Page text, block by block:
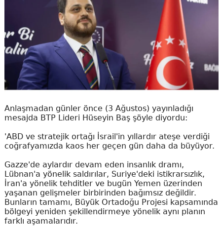
Anlaşmadan günler önce (3 Ağustos) yayınladığı
mesajda BTP Lideri Hüseyin Baş şöyle diyordu:
'ABD ve stratejik ortağı İsrail'in yıllardır ateşe verdiği
coğrafyamızda kaos her geçen gün daha da büyüyor.
Gazze'de aylardır devam eden insanlık dramı,
Lübnan'a yönelik saldırılar, Suriye'deki istikrarsızlık,
İran'a yönelik tehditler ve bugün Yemen üzerinden
yaşanan gelişmeler birbirinden bağımsız değildir.
Bunların tamamı, Büyük Ortadoğu Projesi kapsamında
bölgeyi yeniden şekillendirmeye yönelik aynı planın
farklı aşamalarıdır.